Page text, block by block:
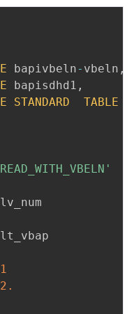
bapivbeln- vbeln ,
bapisdhd1 ,
STANDARD TABLE
lv_num
lt_vbap
1
2.